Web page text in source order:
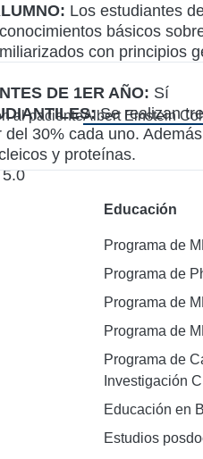
Los estudiantes
básicos
con principios
DE 1ER AÑO: Sí
Se realizan
30% cada uno.
y proteínas.
al pacienteAlbert Einstein
Educación
Programa de
Programa de
Programa de
Programa de
Programa de
Investigación
Educación en
Estudios